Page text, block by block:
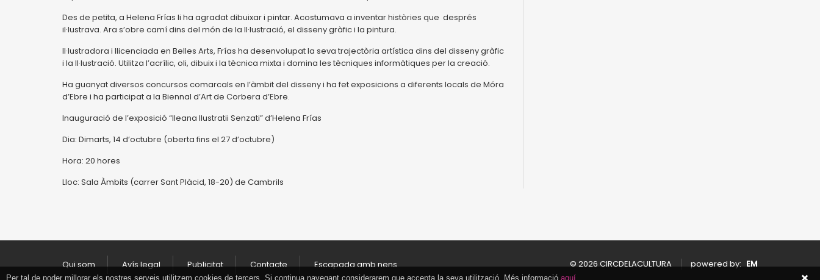
Des de petita, a Helena Frías li ha agradat dibuixar i pintar. Acostumava a inventar històries que després
il·lustrava. Ara s’obre camí dins del món de la Il·lustració, el disseny gràfic i la pintura.
Il·lustradora i llicenciada en Belles Arts, Frías ha desenvolupat la seva trajectòria artística dins del disseny gràfic
i la Il·lustració. Utilitza l’acrílic, oli, dibuix i la tècnica mixta i domina les tècniques informàtiques per la creació.
Ha guanyat diversos concursos comarcals en l’àmbit del disseny i ha fet exposicions a diferents locals de Móra
d’Ebre i ha participat a la Biennal d’Art de Corbera d’Ebre.
Inauguració de l’exposició “Ileana Ilustratii Senzati” d’Helena Frías
Dia: Dimarts, 14 d’octubre (oberta fins el 27 d’octubre)
Hora: 20 hores
Lloc: Sala Àmbits (carrer Sant Plàcid, 18-20) de Cambrils
Qui som Avís legal Publicitat Contacte Escapada amb nens © 2026 CIRCDELACULTURA powered by: EM
Per tal de poder millorar els nostres serveis utilitzem cookies de tercers. Si continua navegant considerarem que accepta la seva utilització. Més informació aquí
Tancar